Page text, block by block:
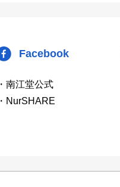
Facebook
・南江堂公式
・NurSHARE